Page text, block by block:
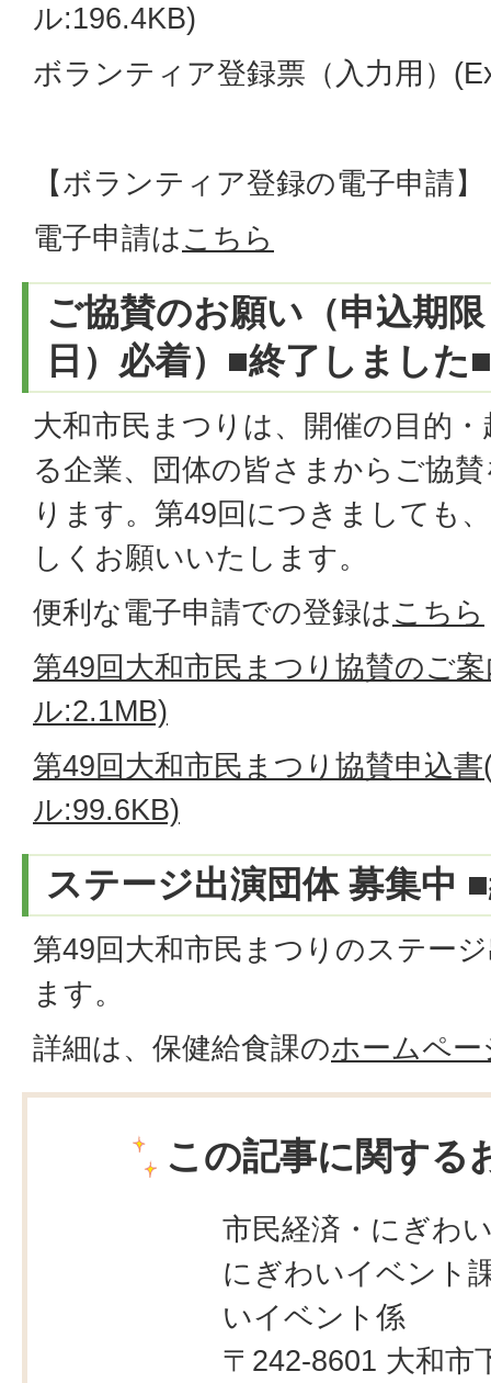
ル:196.4KB)
ボランティア登録票（入力用）
【ボランティア登録の電子申請】
電子申請はこちら
ご協賛のお願い（申込期
日）必着）■終了しました■
大和市民まつりは、開催の目的
る企業、団体の皆さまからご協
ります。第49回につきましても
しくお願いいたします。
便利な電子申請での登録はこちら
第49回大和市民まつり協賛のご
ル:2.1MB)
第49回大和市民まつり協賛申込
ル:99.6KB)
ステージ出演団体 募集中
第49回大和市民まつりのステー
ます。
詳細は、保健給食課のホームペー
この記事に関する
市民経済・にぎわ
にぎわいイベント
いイベント係
〒242-8601 大和市